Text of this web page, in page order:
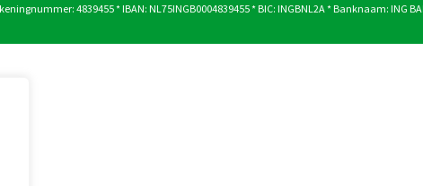
4839455 * IBAN: NL75INGB0004839455 * BIC: INGBNL2A * Banknaam: ING